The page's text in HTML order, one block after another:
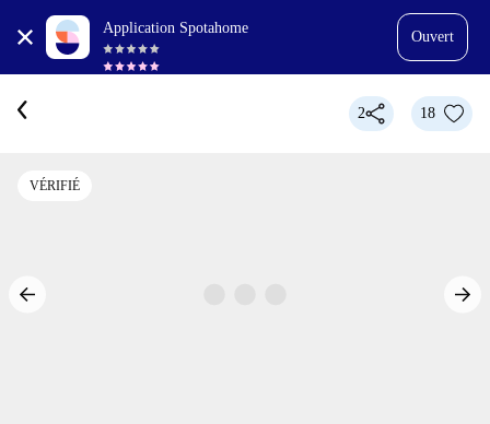
Application Spotahome
Ouvert
2 18
VÉRIFIÉ